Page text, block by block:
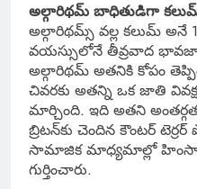
అల్గారిథమ్ బాధితుడిగా
అల్గారిథమ్స్ వల్ల కలుమ్ అనే
వయస్సులోనే తీవ్రవాద
అల్గారిథమ్ అతనికి కోపం
చివరకు అతన్ని ఒక జాతి వివక్ష,
మార్చింది. ఇది అతని
బ్రిటన్‌కు చెందిన కౌంటర్
సామాజిక మాధ్యమాల్లో
గుర్తించారు.